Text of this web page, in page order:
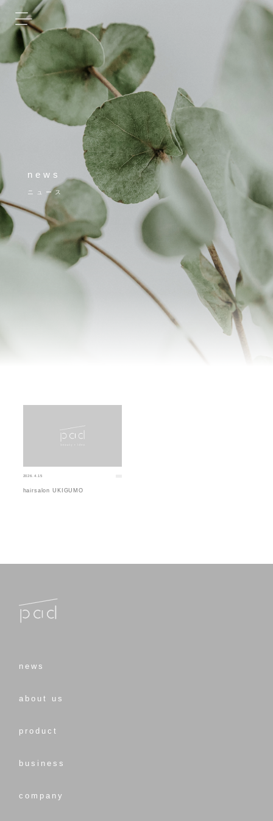
news
ニュース
2026.4.15
hairsalon UKIGUMO
news
about us
product
business
company